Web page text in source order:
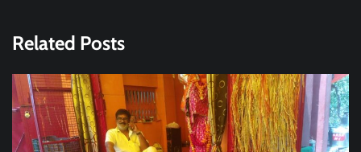
Related Posts